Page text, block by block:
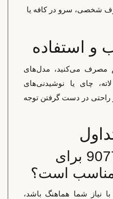
شخصی، سرو در کافه یا
و استفاده
می‌کنید، مدل‌های
چای یا نوشیدنی‌های
در دست گرفتن توجه
آیا قمقمه ایان 9077 برای
است؟
نیاز شما هماهنگ باشد،